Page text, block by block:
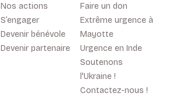
Nos actions
S’engager
Devenir bénévole
Devenir partenaire
Faire un don
Extrême urgence à
Mayotte
Urgence en Inde
Soutenons
l'Ukraine !
Contactez-nous !